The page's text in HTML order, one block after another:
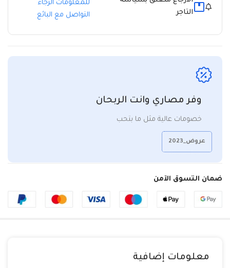
التاجر
للمعلومات الرجاء
التواصل مع البائع
وفر مصاري وانت الربحان
خصومات عالية مثل ما بتحب
عروض_2023
ضمان التسوق الآمن
معلومات إضافية